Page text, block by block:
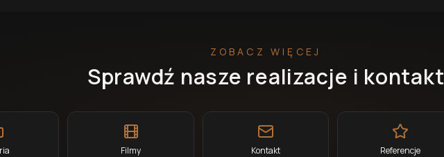
ZOBACZ WIĘCEJ
Sprawdź nasze realizacje i kontakt
Filmy Kontakt Referencje